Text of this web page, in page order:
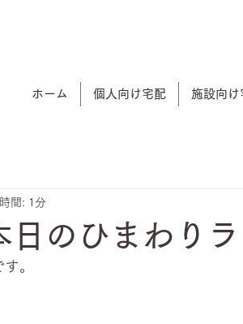
ホーム 個人向け宅配 施設向け
のひまわりラ
間: 1分
。